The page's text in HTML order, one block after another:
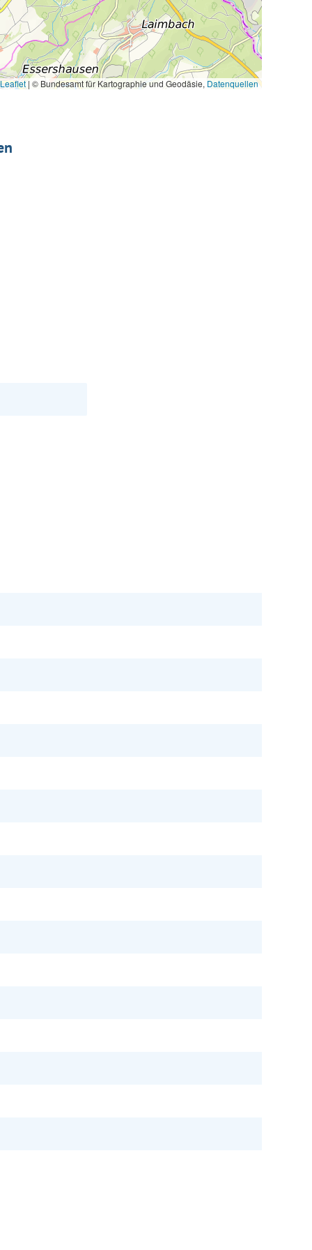
| © Bundesamt für Kartographie und Geodäsie, Datenquellen